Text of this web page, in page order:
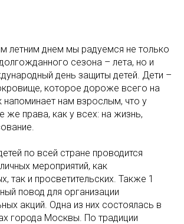
летним днем мы радуемся не только
сезона – лета, но и
день защиты детей. Дети –
которое дороже всего на
напоминает нам взрослым, что у
же права, как у всех: на жизнь,
по всей стране проводится
мероприятий, как
так и просветительских. Также 1
повод для организации
акций. Одна из них состоялась в
города Москвы. По традиции